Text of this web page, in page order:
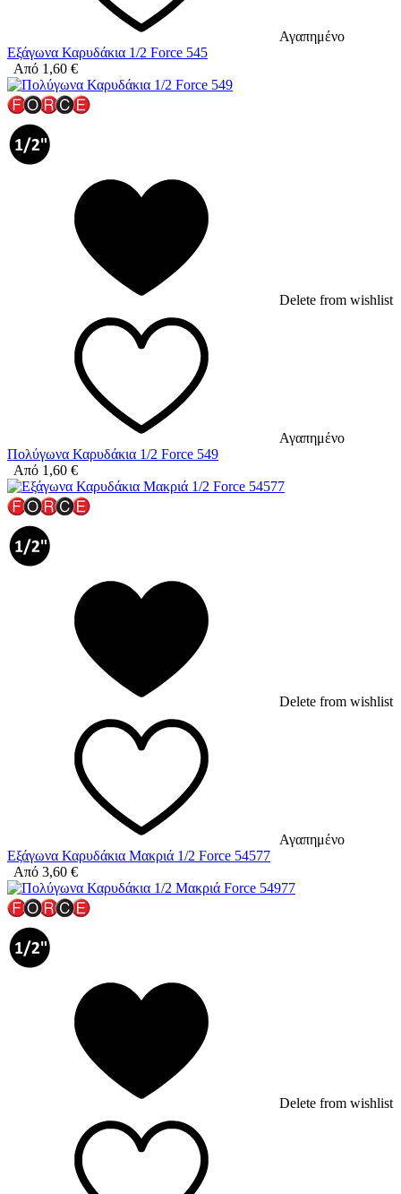
Αγαπημένο
Εξάγωνα Καρυδάκια 1/2 Force 545
Από 1,60 €
Delete from wishlist
Αγαπημένο
Πολύγωνα Καρυδάκια 1/2 Force 549
Από 1,60 €
Delete from wishlist
Αγαπημένο
Εξάγωνα Καρυδάκια Μακριά 1/2 Force 54577
Από 3,60 €
Delete from wishlist